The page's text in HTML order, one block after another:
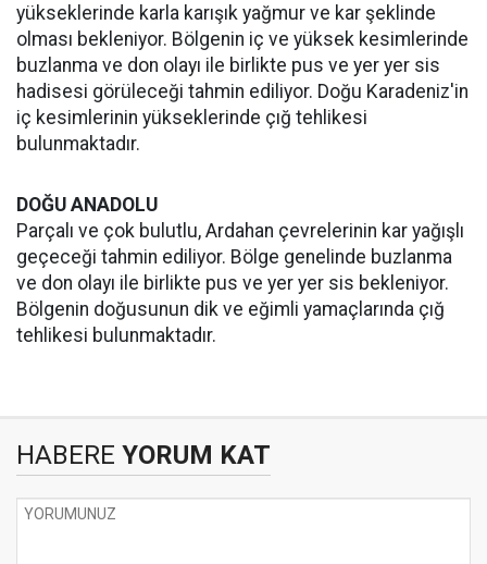
yükseklerinde karla karışık yağmur ve kar şeklinde
olması bekleniyor. Bölgenin iç ve yüksek kesimlerinde
buzlanma ve don olayı ile birlikte pus ve yer yer sis
hadisesi görüleceği tahmin ediliyor. Doğu Karadeniz'in
iç kesimlerinin yükseklerinde çığ tehlikesi
bulunmaktadır.
DOĞU ANADOLU
Parçalı ve çok bulutlu, Ardahan çevrelerinin kar yağışlı
geçeceği tahmin ediliyor. Bölge genelinde buzlanma
ve don olayı ile birlikte pus ve yer yer sis bekleniyor.
Bölgenin doğusunun dik ve eğimli yamaçlarında çığ
tehlikesi bulunmaktadır.
HABERE YORUM KAT